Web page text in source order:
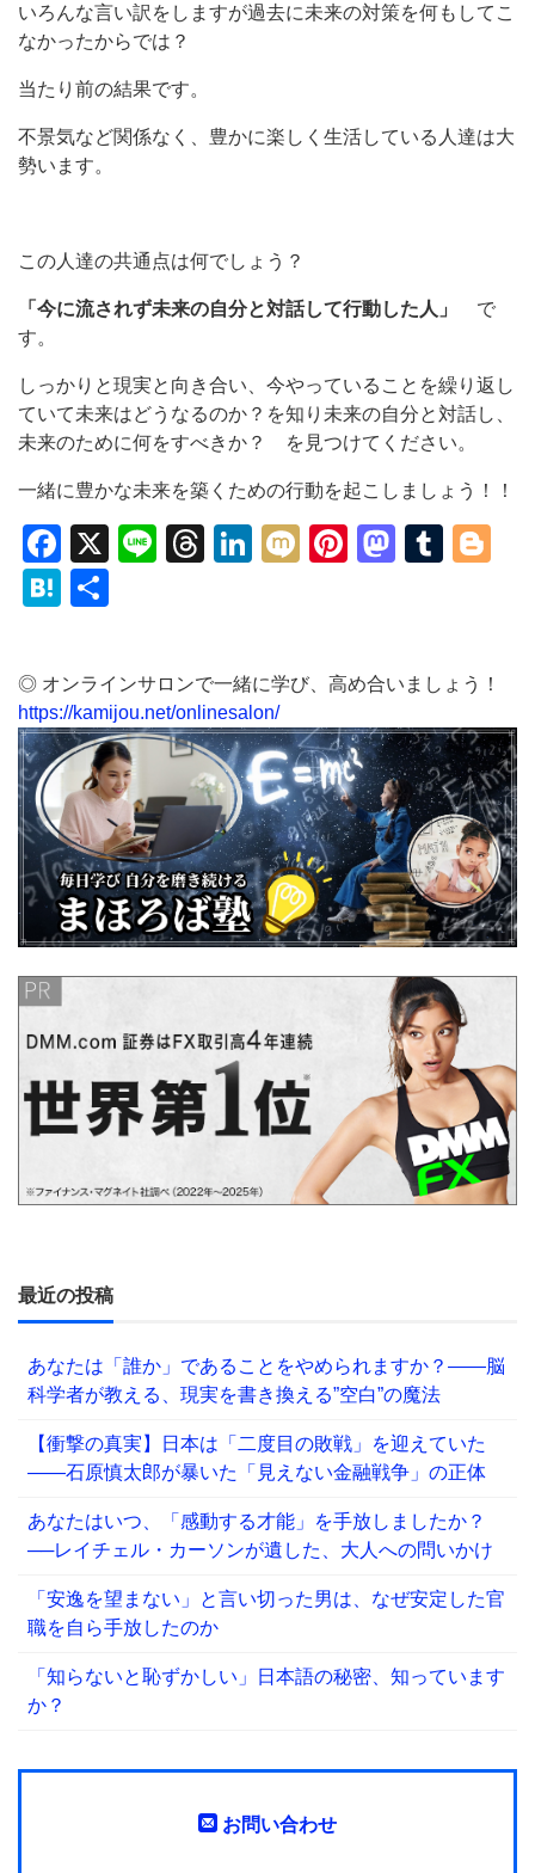
いろんな言い訳をしますが過去に未来の対策を何もしてこ
なかったからでは？
当たり前の結果です。
不景気など関係なく、豊かに楽しく生活している人達は大
勢います。
この人達の共通点は何でしょう？
「今に流されず未来の自分と対話して行動した人」 で
す。
しっかりと現実と向き合い、今やっていることを繰り返し
ていて未来はどうなるのか？を知り未来の自分と対話し、
未来のために何をすべきか？ を見つけてください。
一緒に豊かな未来を築くための行動を起こしましょう！！
Facebook
X LineThreads
LinkedIn
MixiPinterest
Hatena
◎ オンラインサロンで一緒に学び、高め合いましょう！
https://kamijou.net/onlinesalon/
最近の投稿
あなたは「誰か」であることをやめられますか？——脳
科学者が教える、現実を書き換える”空白”の魔法
【衝撃の真実】日本は「二度目の敗戦」を迎えていた
――石原慎太郎が暴いた「見えない金融戦争」の正体
あなたはいつ、「感動する才能」を手放しましたか？
──レイチェル・カーソンが遺した、大人への問いかけ
「安逸を望まない」と言い切った男は、なぜ安定した官
職を自ら手放したのか
「知らないと恥ずかしい」日本語の秘密、知っています
か？
お問い合わせ